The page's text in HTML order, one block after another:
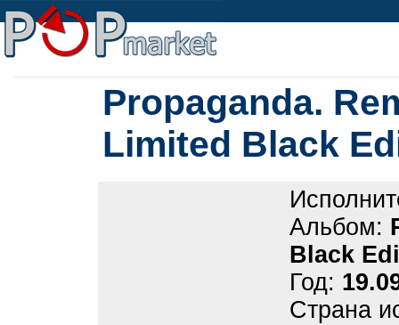
Propaganda.
Limited Black
Альбом:
Black
Год:
Страна